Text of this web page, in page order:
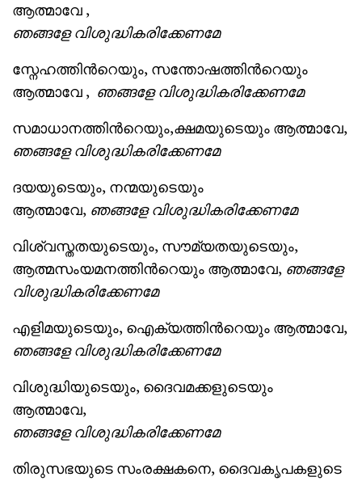
ആത്മാവേ ,
ഞങ്ങളേ വിശുദ്ധികരിക്കേണമേ
സ്നേഹത്തിന്‍റെയും, സന്തോഷത്തിന്‍റെയും
ആത്മാവേ , ഞങ്ങളേ വിശുദ്ധികരിക്കേണമേ
സമാധാനത്തിന്‍റെയും,ക്ഷമയുടെയും ആത്മാവേ,
ഞങ്ങളേ വിശുദ്ധികരിക്കേണമേ
ദയയുടെയും, നന്മയുടെയും
ആത്മാവേ, ഞങ്ങളേ വിശുദ്ധികരിക്കേണമേ
വിശ്വസ്തതയുടെയും, സൗമ്യതയുടെയും,
ആത്മസംയമനത്തിന്‍റെയും ആത്മാവേ, ഞങ്ങളേ
വിശുദ്ധികരിക്കേണമേ
എളിമയുടെയും, ഐക്യത്തിന്‍റെയും ആത്മാവേ,
ഞങ്ങളേ വിശുദ്ധികരിക്കേണമേ
വിശുദ്ധിയുടെയും, ദൈവമക്കളുടെയും
ആത്മാവേ,
ഞങ്ങളേ വിശുദ്ധികരിക്കേണമേ
തിരുസഭയുടെ സംരക്ഷകനെ, ദൈവകൃപകളുടെ